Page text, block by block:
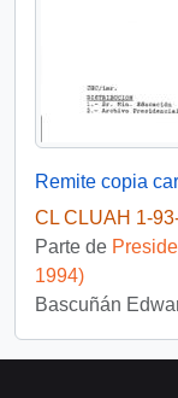
Remite copia
CL CLUAH 1-
Parte de
1994)
Bascuñán